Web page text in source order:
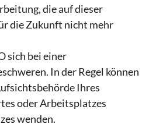
die auf dieser
die Zukunft nicht mehr
sich bei einer
In der Regel können
Ihres
oder Arbeitsplatzes
wenden.